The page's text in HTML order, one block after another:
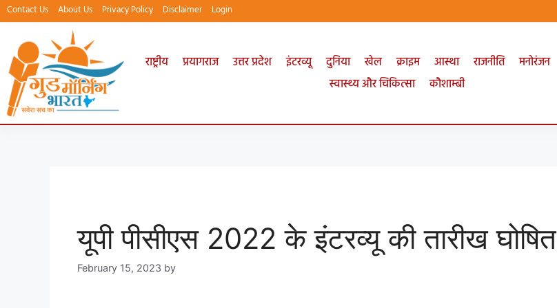
Contact Us About Us Privacy Policy Disclaimer Login
राष्ट्रीय प्रयागराज उत्तर प्रदेश इंटरव्यू दुनिया खेल क्राइम आस्था राजनीति मनोरंजन
स्वास्थ्य और चिकित्सा
कौशाम्बी
यूपी पीसीएस 2022 के इंटरव्यू की तारीख घोषित
February 15, 2023 by